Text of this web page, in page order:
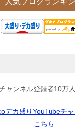
人気ブログランキ
ャンネル登録者10万
デカ盛りYouTubeチ
こちら